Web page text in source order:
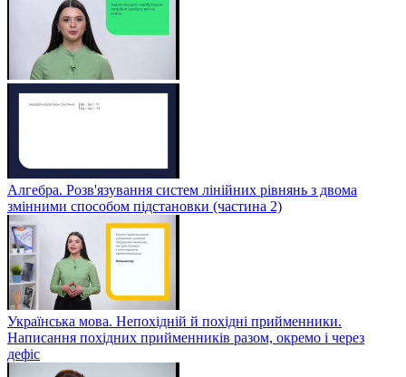
Алгебра. Розв'язування систем лінійних рівнянь з двома
змінними способом підстановки (частина 2)
Українська мова. Непохідній й похідні прийменники.
Написання похідних прийменників разом, окремо і через
дефіс